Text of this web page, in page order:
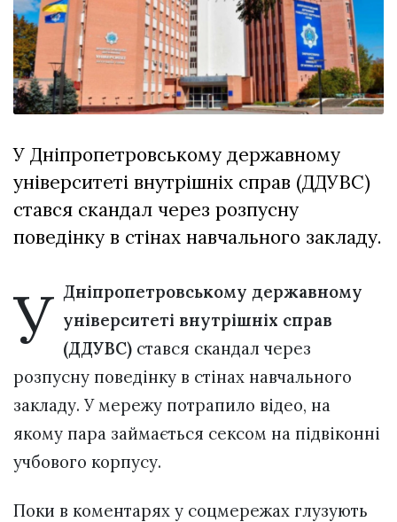
залишив у
Луцьку
три...
27 Липня 2026
767 переглядів
Всі розділи
Лайф
Афіша
ZONE 18+
Політика конфіденційності
У Дніпропетровському державному
університеті внутрішніх справ (ДДУВС)
стався скандал через розпусну
поведінку в стінах навчального закладу.
У Дніпропетровському державному
університеті внутрішніх справ
(ДДУВС) стався скандал через
розпусну поведінку в стінах навчального
закладу. У мережу потрапило відео, на
якому пара займається сексом на підвіконні
учбового корпусу.
Поки в коментарях у соцмережах глузують